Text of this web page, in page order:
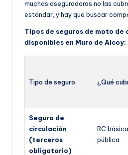
muchas aseguradoras no las
estándar, y hay que buscar
Tipos de seguros de moto de
disponibles en Muro de Alcoy:
Tipo de seguro ¿Qué
Seguro de
circulación
(terceros
obligatorio)
RC
pública